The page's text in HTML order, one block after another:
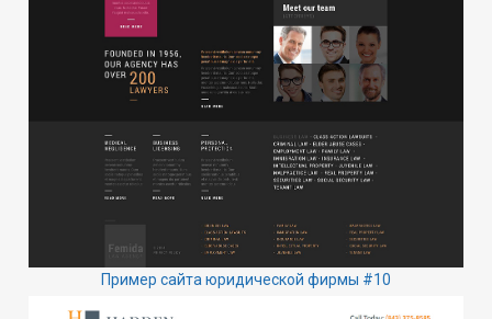
Пример сайта юридической фирмы #10